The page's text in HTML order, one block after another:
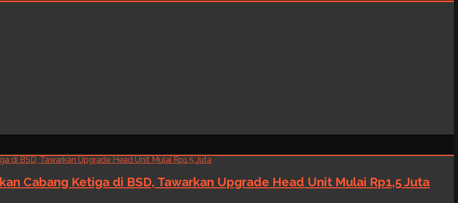
Cabang Ketiga di BSD, Tawarkan Upgrade Head Unit Mulai Rp1,5 Juta